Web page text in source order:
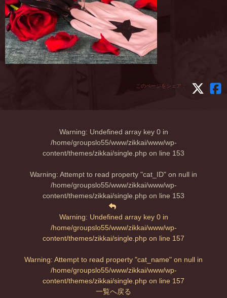
このページをシェア：
Warning: Undefined array key 0 in
/home/groupslo55/www/zikkai/www/wp-
content/themes/zikkai/single.php on line 153
Warning: Attempt to read property "cat_ID" on null in
/home/groupslo55/www/zikkai/www/wp-
content/themes/zikkai/single.php on line 153
Warning: Undefined array key 0 in
/home/groupslo55/www/zikkai/www/wp-
content/themes/zikkai/single.php on line 157
Warning: Attempt to read property "cat_name" on null in
/home/groupslo55/www/zikkai/www/wp-
content/themes/zikkai/single.php on line 157
一覧へ戻る